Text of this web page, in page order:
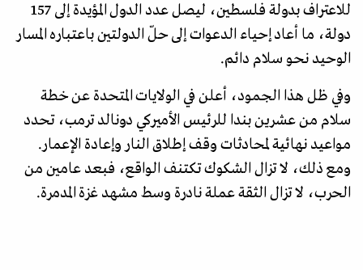
للاعتراف بدولة فلسطين، ليصل عدد الدول المؤيدة إلى 157
دولة، ما أعاد إحياء الدعوات إلى حلّ الدولتين باعتباره المسار
الوحيد نحو سلام دائم.
وفي ظل هذا الجمود، أعلن في الولايات المتحدة عن خطة
سلام من عشرين بندا للرئيس الأميركي دونالد ترمب، تحدد
مواعيد نهائية لمحادثات وقف إطلاق النار وإعادة الإعمار.
ومع ذلك، لا تزال الشكوك تكتنف الواقع، فبعد عامين من
الحرب، لا تزال الثقة عملة نادرة وسط مشهد غزة المدمرة.